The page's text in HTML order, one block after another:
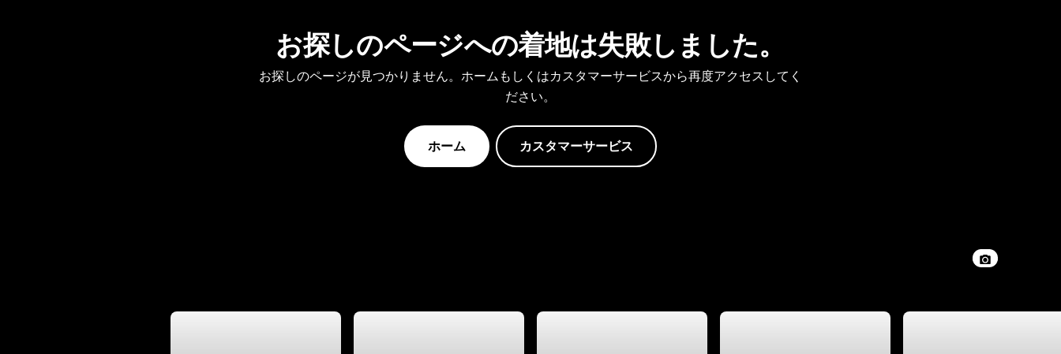
お探しのページへの着地は失敗しました。
お探しのページが見つかりません。ホームもしくはカスタマーサービスから再度アクセスしてく
ださい。
ホーム カスタマーサービス